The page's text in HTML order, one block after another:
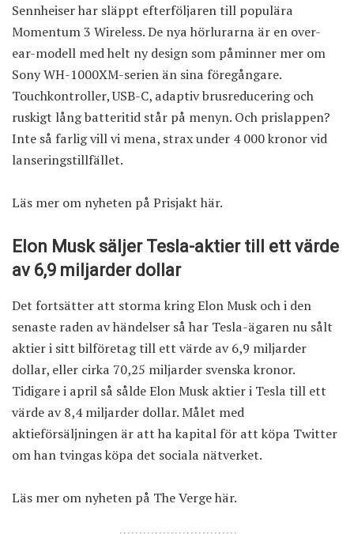
Sennheiser har släppt efterföljaren till populära
Momentum 3 Wireless. De nya hörlurarna är en over-
ear-modell med helt ny design som påminner mer om
Sony WH-1000XM-serien än sina föregångare.
Touchkontroller, USB-C, adaptiv brusreducering och
ruskigt lång batteritid står på menyn. Och prislappen?
Inte så farlig vill vi mena, strax under 4 000 kronor vid
lanseringstillfället.
Läs mer om nyheten på Prisjakt här.
Elon Musk säljer Tesla-aktier till ett värde
av 6,9 miljarder dollar
Det fortsätter att storma kring Elon Musk och i den
senaste raden av händelser så har Tesla-ägaren nu sålt
aktier i sitt bilföretag till ett värde av 6,9 miljarder
dollar, eller cirka 70,25 miljarder svenska kronor.
Tidigare i april så sålde Elon Musk aktier i Tesla till ett
värde av 8,4 miljarder dollar. Målet med
aktieförsäljningen är att ha kapital för att köpa Twitter
om han tvingas köpa det sociala nätverket.
Läs mer om nyheten på The Verge här.